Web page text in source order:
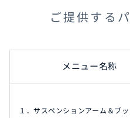
ご提供する
メニュー名称
１．サスペンションアーム＆ブ